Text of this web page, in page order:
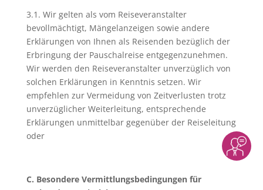
3.1. Wir gelten als vom Reiseveranstalter
bevollmächtigt, Mängelanzeigen sowie andere
Erklärungen von Ihnen als Reisenden bezüglich der
Erbringung der Pauschalreise entgegenzunehmen.
Wir werden den Reiseveranstalter unverzüglich von
solchen Erklärungen in Kenntnis setzen. Wir
empfehlen zur Vermeidung von Zeitverlusten trotz
unverzüglicher Weiterleitung, entsprechende
Erklärungen unmittelbar gegenüber der Reiseleitung
oder
C. Besondere Vermittlungsbedingungen für